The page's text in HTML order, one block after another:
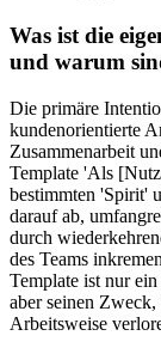
Was ist die
und warum
Die primäre
kundenorientierte
Zusammenarbeit
Template 'Als
bestimmten 'Spirit'
darauf ab,
durch
des Teams
Template ist nur
aber seinen
Arbeitsweise